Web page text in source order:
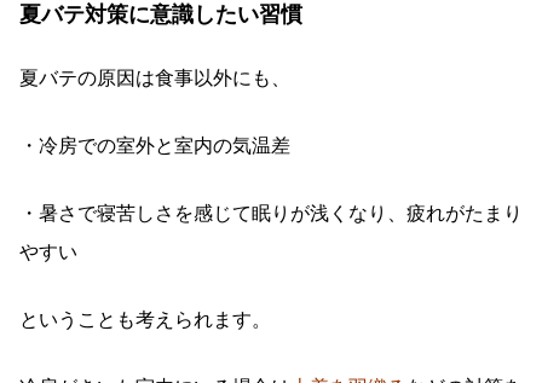
夏バテ対策に意識したい習慣
夏バテの原因は食事以外にも、
・冷房での室外と室内の気温差
・暑さで寝苦しさを感じて眠りが浅くなり、疲れがたまり
やすい
ということも考えられます。